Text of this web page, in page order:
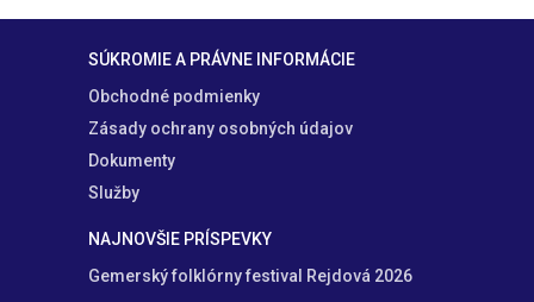
SÚKROMIE A PRÁVNE INFORMÁCIE
Obchodné podmienky
Zásady ochrany osobných údajov
Dokumenty
Služby
NAJNOVŠIE PRÍSPEVKY
Gemerský folklórny festival Rejdová 2026